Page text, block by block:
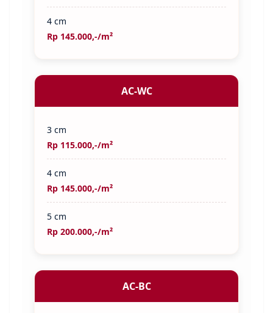
4 cm
Rp 145.000,-/m²
AC-WC
3 cm
Rp 115.000,-/m²
4 cm
Rp 145.000,-/m²
5 cm
Rp 200.000,-/m²
AC-BC